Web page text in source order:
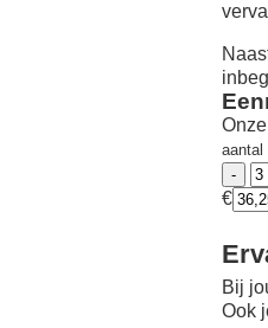
aantal
€
Bij
Ook